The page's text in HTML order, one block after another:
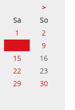
>
SamstagSonntag
1
2
9
15
16
22
23
29
30